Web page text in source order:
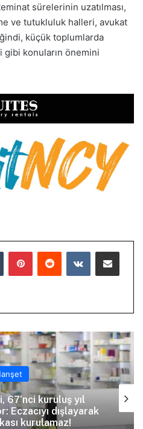
teminat sürelerinin uzatılması,
ve tutukluluk halleri, avukat
küçük toplumlarda
konuların önemini
Tumblr PinterestReddit VKontakteE-Posta ile paylaş
67’nci kuruluş yıl
Eczacıyı dışlayarak
kurulamaz!